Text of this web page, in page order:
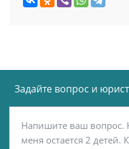
Задайте вопрос и